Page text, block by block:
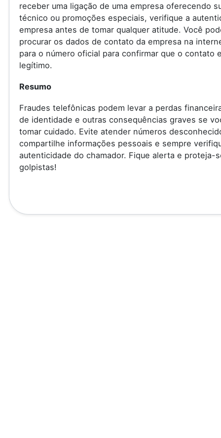
receber uma ligação de uma empresa oferecendo
técnico ou promoções especiais, verifique a
empresa antes de tomar qualquer atitude. Você
procurar os dados de contato da empresa na
para o número oficial para confirmar que o contato
legítimo.
Resumo
Fraudes telefônicas podem levar a perdas
de identidade e outras consequências graves se
tomar cuidado. Evite atender números
compartilhe informações pessoais e sempre
autenticidade do chamador. Fique alerta e proteja-
golpistas!